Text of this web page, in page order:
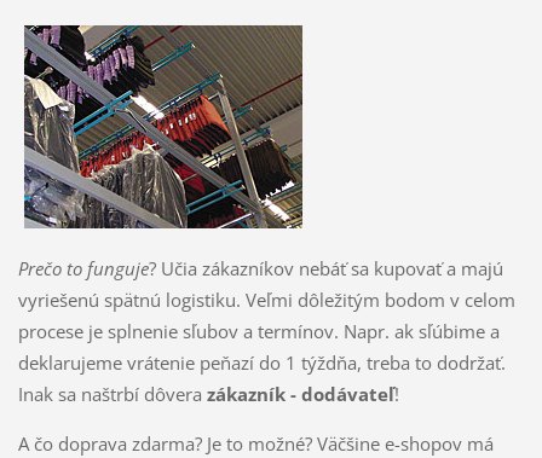
Prečo to funguje? Učia zákazníkov nebáť sa kupovať a majú
vyriešenú spätnú logistiku. Veľmi dôležitým bodom v celom
procese je splnenie sľubov a termínov. Napr. ak sľúbime a
deklarujeme vrátenie peňazí do 1 týždňa, treba to dodržať.
Inak sa naštrbí dôvera zákazník - dodávateľ!
A čo doprava zdarma? Je to možné? Väčšine e-shopov má